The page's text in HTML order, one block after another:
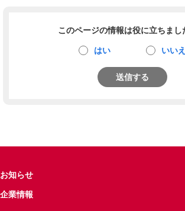
このページの情報は役に立ちまし
はい いいえ
送信する
お知らせ
企業情報